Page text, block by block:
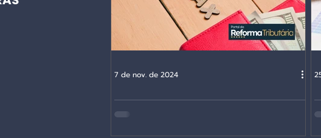
Indefinição de alíquotas: uma aventura
que poderá mergulhar o país em décadas
7 de nov. de 2024